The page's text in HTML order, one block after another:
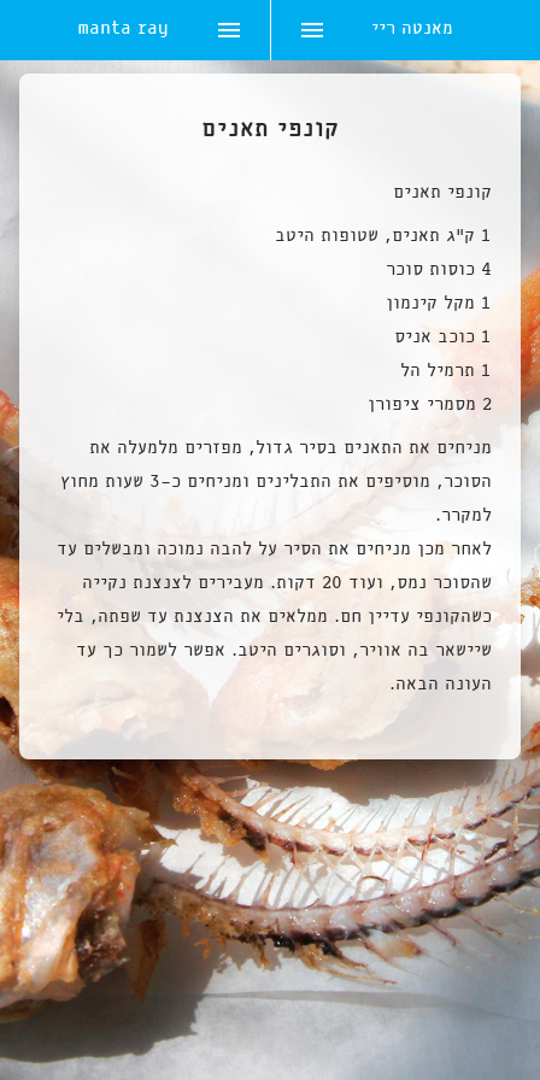
Skip
מאנטה ריי manta ray
קונפי תאנים
קונפי תאנים
1 ק”ג תאנים, שטופות היטב
4 כוסות סוכר
1 מקל קינמון
1 כוכב אניס
1 תרמיל הל
2 מסמרי ציפורן
מניחים את התאנים בסיר גדול, מפזרים מלמעלה את
הסוכר, מוסיפים את התבלינים ומניחים כ-3 שעות מחוץ
למקרר.
לאחר מכן מניחים את הסיר על להבה נמוכה ומבשלים עד
שהסוכר נמס, ועוד 20 דקות. מעבירים לצנצנת נקייה
כשהקונפי עדיין חם. ממלאים את הצנצנת עד שפתה, בלי
שיישאר בה אוויר, וסוגרים היטב. אפשר לשמור כך עד
העונה הבאה.